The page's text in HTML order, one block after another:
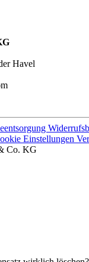
Havel
Einstellungen
Co. KG